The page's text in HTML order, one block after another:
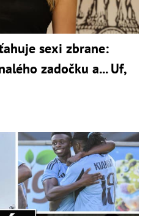
sexi zbrane:
zadočku a... Uf,